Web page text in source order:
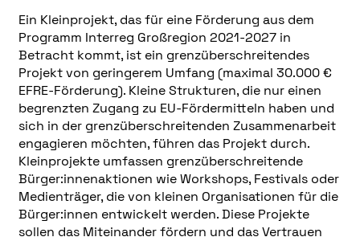
Ein Kleinprojekt, das für eine Förderung aus dem
Programm Interreg Großregion 2021-2027 in
Betracht kommt, ist ein grenzüberschreitendes
Projekt von geringerem Umfang (maximal 30.000 €
EFRE-Förderung). Kleine Strukturen, die nur einen
begrenzten Zugang zu EU-Fördermitteln haben und
sich in der grenzüberschreitenden Zusammenarbeit
engagieren möchten, führen das Projekt durch.
Kleinprojekte umfassen grenzüberschreitende
Bürger:innenaktionen wie Workshops, Festivals oder
Medienträger, die von kleinen Organisationen für die
Bürger:innen entwickelt werden. Diese Projekte
sollen das Miteinander fördern und das Vertrauen